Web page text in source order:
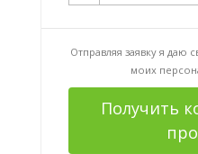
Отправляя заявку я даю
моих
Получить